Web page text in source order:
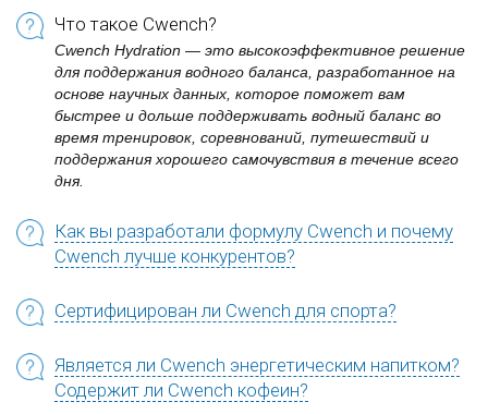
Что такое Cwench?
Cwench Hydration — это высокоэффективное решение
для поддержания водного баланса, разработанное на
основе научных данных, которое поможет вам
быстрее и дольше поддерживать водный баланс во
время тренировок, соревнований, путешествий и
поддержания хорошего самочувствия в течение всего
дня.
Как вы разработали формулу Cwench и почему
Cwench лучше конкурентов?
Сертифицирован ли Cwench для спорта?
Является ли Cwench энергетическим напитком?
Содержит ли Cwench кофеин?